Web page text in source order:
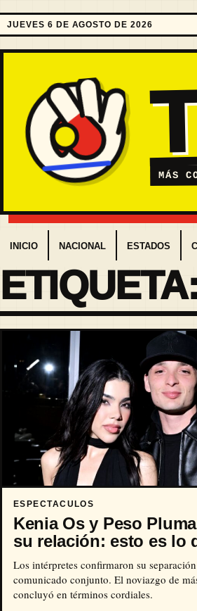
JUEVES 6 DE AGOSTO DE 2026
MÁS
INICIO NACIONAL ESTADOS
ESPECTACULOS
Kenia Os y Peso
su relación: esto es lo
Los intérpretes confirmaron su
comunicado conjunto. El noviazgo de
concluyó en términos cordiales.